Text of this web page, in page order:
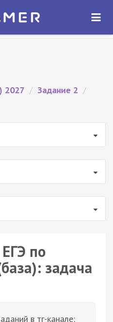
ОТКРЫТЬ
2027 / Задание 2 /
по
задача
в тг-канале: